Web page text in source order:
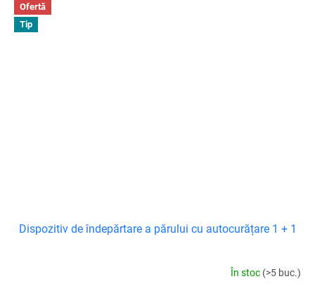
Ofertă
Tip
Dispozitiv de îndepărtare a părului cu autocurățare 1 + 1
În stoc (>5 buc.)